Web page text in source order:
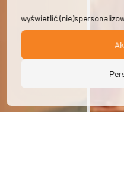
wyświetlić